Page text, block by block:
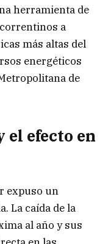
herramienta de
a
más altas del
energéticos
de
efecto en
expuso un
La caída de la
al año y sus